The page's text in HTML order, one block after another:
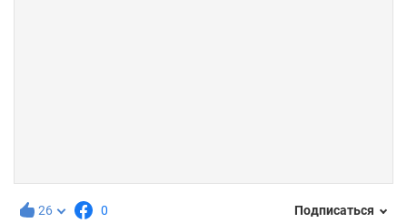
26 0 Подписаться